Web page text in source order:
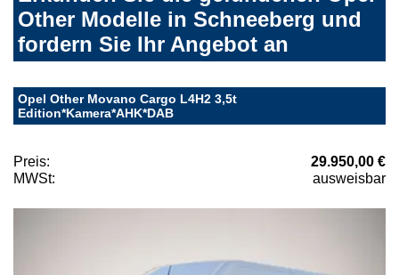
Other Modelle in Schneeberg und
fordern Sie Ihr Angebot an
Opel Other Movano Cargo L4H2 3,5t
Edition*Kamera*AHK*DAB
Preis:
29.950,00 €
MWSt:
ausweisbar